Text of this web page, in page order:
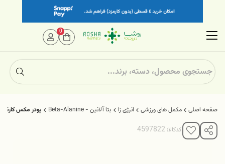
صفحه اصلی مکمل های ورزشی انرژی زا بتا آلانین - Beta-Alanine پودر مکس
کدکالا:
0